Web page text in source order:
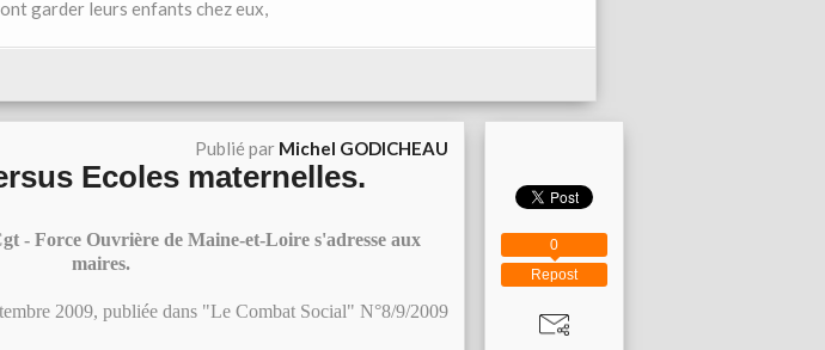
garder leurs enfants chez eux,
Publié par Michel GODICHEAU
Ecoles maternelles.
- Force Ouvrière de Maine-et-Loire s'adresse aux
maires.
2009, publiée dans "Le Combat Social" N°8/9/2009
Repost
0